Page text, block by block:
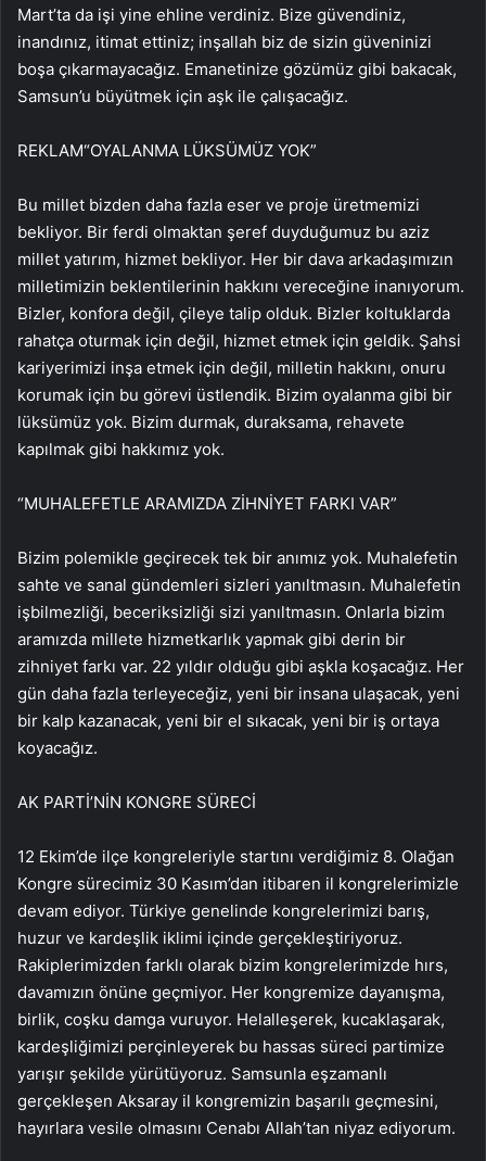
Mart’ta da işi yine ehline verdiniz. Bize güvendiniz,
inandınız, itimat ettiniz; inşallah biz de sizin güveninizi
boşa çıkarmayacağız. Emanetinize gözümüz gibi bakacak,
Samsun’u büyütmek için aşk ile çalışacağız.
REKLAM“OYALANMA LÜKSÜMÜZ YOK”
Bu millet bizden daha fazla eser ve proje üretmemizi
bekliyor. Bir ferdi olmaktan şeref duyduğumuz bu aziz
millet yatırım, hizmet bekliyor. Her bir dava arkadaşımızın
milletimizin beklentilerinin hakkını vereceğine inanıyorum.
Bizler, konfora değil, çileye talip olduk. Bizler koltuklarda
rahatça oturmak için değil, hizmet etmek için geldik. Şahsi
kariyerimizi inşa etmek için değil, milletin hakkını, onuru
korumak için bu görevi üstlendik. Bizim oyalanma gibi bir
lüksümüz yok. Bizim durmak, duraksama, rehavete
kapılmak gibi hakkımız yok.
“MUHALEFETLE ARAMIZDA ZİHNİYET FARKI VAR”
Bizim polemikle geçirecek tek bir anımız yok. Muhalefetin
sahte ve sanal gündemleri sizleri yanıltmasın. Muhalefetin
işbilmezliği, beceriksizliği sizi yanıltmasın. Onlarla bizim
aramızda millete hizmetkarlık yapmak gibi derin bir
zihniyet farkı var. 22 yıldır olduğu gibi aşkla koşacağız. Her
gün daha fazla terleyeceğiz, yeni bir insana ulaşacak, yeni
bir kalp kazanacak, yeni bir el sıkacak, yeni bir iş ortaya
koyacağız.
AK PARTİ’NİN KONGRE SÜRECİ
12 Ekim’de ilçe kongreleriyle startını verdiğimiz 8. Olağan
Kongre sürecimiz 30 Kasım’dan itibaren il kongrelerimizle
devam ediyor. Türkiye genelinde kongrelerimizi barış,
huzur ve kardeşlik iklimi içinde gerçekleştiriyoruz.
Rakiplerimizden farklı olarak bizim kongrelerimizde hırs,
davamızın önüne geçmiyor. Her kongremize dayanışma,
birlik, coşku damga vuruyor. Helalleşerek, kucaklaşarak,
kardeşliğimizi perçinleyerek bu hassas süreci partimize
yarışır şekilde yürütüyoruz. Samsunla eşzamanlı
gerçekleşen Aksaray il kongremizin başarılı geçmesini,
hayırlara vesile olmasını Cenabı Allah’tan niyaz ediyorum.